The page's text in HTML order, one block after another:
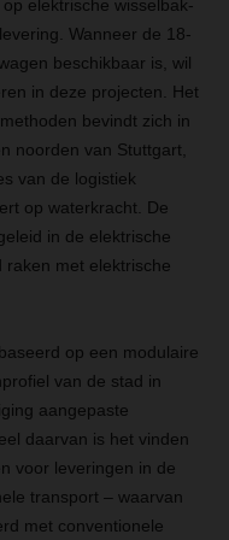
elektrische wisselbak-
Wanneer de 18-
beschikbaar is, wil
in deze projecten. Het
bevindt zich in
noorden van Stuttgart,
van de logistiek
op waterkracht. De
in de elektrische
met elektrische
op een modulaire
van de stad in
aangepaste
daarvan is het vinden
voor leveringen in de
transport – waarvan
met conventionele